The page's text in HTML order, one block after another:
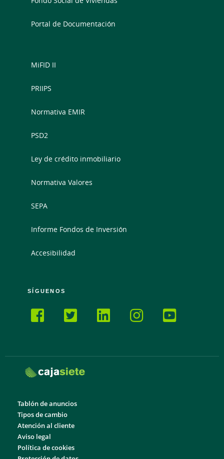
Portal de Documentación
MiFID II
PRIIPS
Normativa EMIR
PSD2
Ley de crédito inmobiliario
Normativa Valores
SEPA
Informe Fondos de Inversión
Accesibilidad
SÍGUENOS
Tablón de anuncios
Tipos de cambio
Atención al cliente
Aviso legal
Política de cookies